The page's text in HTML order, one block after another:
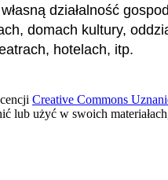
działalność
domach kultury,
hotelach, itp.
Creative Commons
lub użyć w swoich